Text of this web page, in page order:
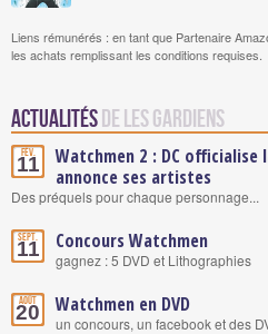
Liens rémunérés : en tant que Partenaire
les achats remplissant les conditions requises.
Actualités de Les Gardiens
Fév.
11
Watchmen 2 : DC
annonce ses artistes
Des préquels pour chaque personnage...
Sept.
11 Concours Watchmen
gagnez : 5 DVD et Lithographies
Août
20 Watchmen en DVD
un concours, un facebook et des